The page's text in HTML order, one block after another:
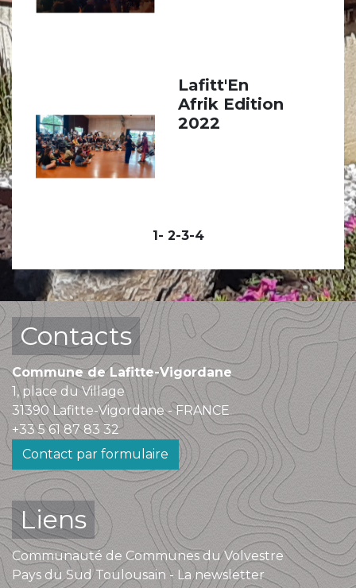
Lafitt'En
Afrik Edition
2022
1- 2-3-4
Contacts
Commune de Lafitte-Vigordane
1, place du Village
31390 Lafitte-Vigordane - FRANCE
+33 5 61 87 83 32
Contact par formulaire
Liens
Communauté de Communes du Volvestre
Pays du Sud Toulousain - La newsletter